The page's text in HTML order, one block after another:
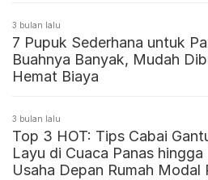
3 bulan lalu
7 Pupuk Sederhana untuk
Buahnya Banyak, Mudah
Hemat Biaya
3 bulan lalu
Top 3 HOT: Tips Cabai
Layu di Cuaca Panas hingga
Usaha Depan Rumah Modal